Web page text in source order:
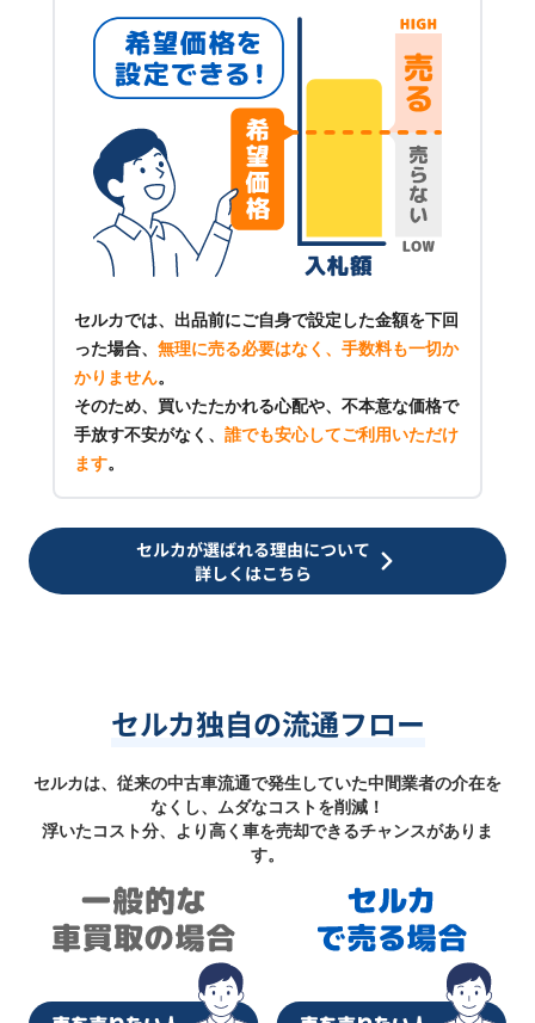
セルカでは、出品前にご自身で設定した金額を下回
った場合、 無理に売る必要はなく、手数料も一切か
かりません。
そのため、買いたたかれる心配や、不本意な価格で
手放す不安がなく、 誰でも安心してご利用いただけ
ます。
セルカが選ばれる理由について
詳しくはこちら
セルカ独自の流通フロー
セルカは、従来の中古車流通で発生していた中間業者の介在を
なくし、ムダなコストを削減！
浮いたコスト分、より高く車を売却できるチャンスがありま
す。